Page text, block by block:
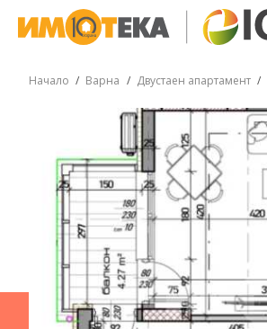
Начало Варна Двустаен апартамент